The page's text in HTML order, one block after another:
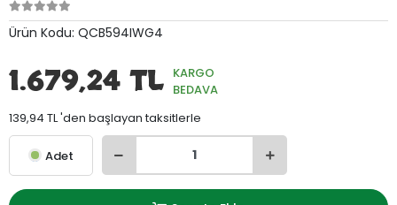
Ürün Kodu: QCB594IWG4
1.679,24 TL KARGO
BEDAVA
139,94 TL 'den başlayan taksitlerle
Adet